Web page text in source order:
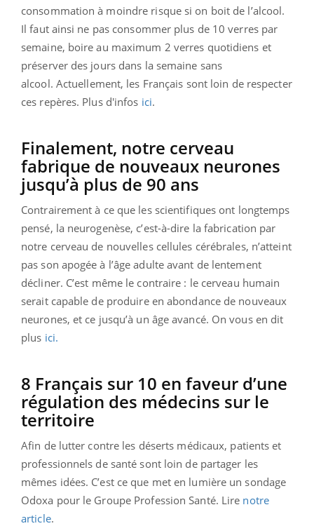
consommation à moindre risque si on boit de l’alcool.
Il faut ainsi ne pas consommer plus de 10 verres par
semaine, boire au maximum 2 verres quotidiens et
préserver des jours dans la semaine sans
alcool. Actuellement, les Français sont loin de respecter
ces repères. Plus d'infos ici.
Finalement, notre cerveau
fabrique de nouveaux neurones
jusqu’à plus de 90 ans
Contrairement à ce que les scientifiques ont longtemps
pensé, la neurogenèse, c’est-à-dire la fabrication par
notre cerveau de nouvelles cellules cérébrales, n’atteint
pas son apogée à l’âge adulte avant de lentement
décliner. C’est même le contraire : le cerveau humain
serait capable de produire en abondance de nouveaux
neurones, et ce jusqu’à un âge avancé. On vous en dit
plus ici.
8 Français sur 10 en faveur d’une
régulation des médecins sur le
territoire
Afin de lutter contre les déserts médicaux, patients et
professionnels de santé sont loin de partager les
mêmes idées. C’est ce que met en lumière un sondage
Odoxa pour le Groupe Profession Santé. Lire notre
article.